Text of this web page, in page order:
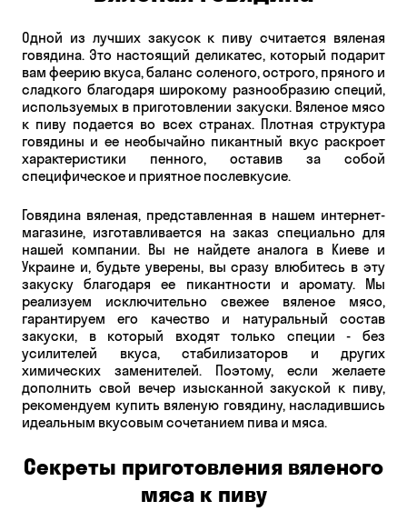
Одной из лучших закусок к пиву считается вяленая
говядина. Это настоящий деликатес, который подарит
вам феерию вкуса, баланс соленого, острого, пряного и
сладкого благодаря широкому разнообразию специй,
используемых в приготовлении закуски. Вяленое мясо
к пиву подается во всех странах. Плотная структура
говядины и ее необычайно пикантный вкус раскроет
характеристики пенного, оставив за собой
специфическое и приятное послевкусие.
Говядина вяленая, представленная в нашем интернет-
магазине, изготавливается на заказ специально для
нашей компании. Вы не найдете аналога в Киеве и
Украине и, будьте уверены, вы сразу влюбитесь в эту
закуску благодаря ее пикантности и аромату. Мы
реализуем исключительно свежее вяленое мясо,
гарантируем его качество и натуральный состав
закуски, в который входят только специи - без
усилителей вкуса, стабилизаторов и других
химических заменителей. Поэтому, если желаете
дополнить свой вечер изысканной закуской к пиву,
рекомендуем купить вяленую говядину, насладившись
идеальным вкусовым сочетанием пива и мяса.
Секреты приготовления вяленого
мяса к пиву